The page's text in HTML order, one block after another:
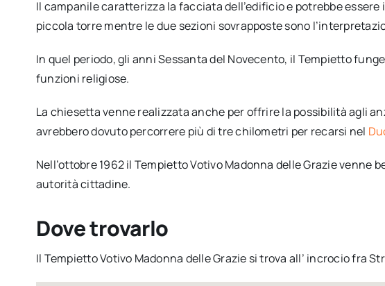
Il campanile caratterizza la facciata dell’edificio e potrebbe
piccola torre mentre le due sezioni sovrapposte sono
In quel periodo, gli anni Sessanta del Novecento, il Tempietto
funzioni religiose.
La chiesetta venne realizzata anche per offrire la possibilità agli
avrebbero dovuto percorrere più di tre chilometri per recarsi nel
Nell’ottobre 1962 il Tempietto Votivo Madonna delle Grazie venne
autorità cittadine.
Dove trovarlo
Il Tempietto Votivo Madonna delle Grazie si trova all’ incrocio fra